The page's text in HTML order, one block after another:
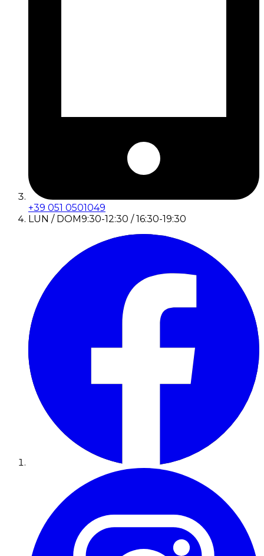
+39 051 0501049
LUN / DOM9:30-12:30 / 16:30-19:30